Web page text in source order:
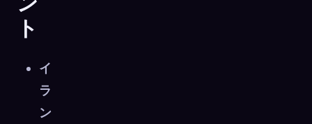
ト
イ
ラ
ン
🧬